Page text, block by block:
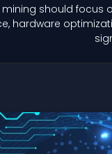
mining should
hardware